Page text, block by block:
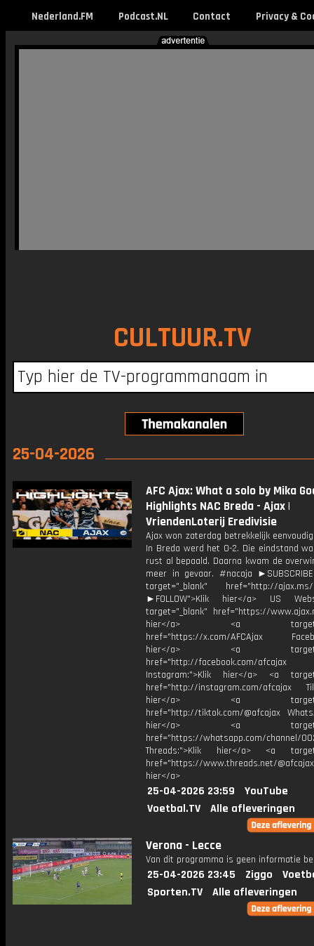
Nederland.FM Podcast.NL Contact Privacy &
CULTUUR.TV
25-04-2026
AFC Ajax: What a solo by Mika
Highlights NAC Breda - Ajax |
VriendenLoterij Eredivisie
Ajax won zaterdag betrekkelijk
In Breda werd het 0-2. Die eindstand
rust al bepaald. Daarna kwam de
meer in gevaar. #nacaja
target="_blank" href="http://ajax.ms/
►FOLLOW">Klik hier</a> US
target="_blank" href="https://
hier</a> <a
href="https://x.com/AFCAjax
hier</a> <a
href="http://facebook.com/afcajax
Instagram:">Klik hier</a> <a
href="http://instagram.com/afcajax
hier</a> <a
href="http://tiktok.com/@afcajax
hier</a> <a
href="https://whatsapp.com/channel/
Threads:">Klik hier</a> <a
href="https://www.threads.net/
hier</a>
25-04-2026 23:59
YouTube
Voetbal.TV
Alle afleveringen
Verona - Lecce
Van dit programma is geen informatie
25-04-2026 23:45 Ziggo
Sporten.TV
Alle afleveringen